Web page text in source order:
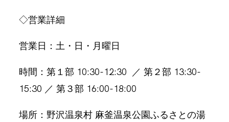
◇営業詳細
営業日：土・日・月曜日
時間：第１部 10:30-12:30 ／ 第２部 13:30-
15:30 ／ 第３部 16:00-18:00
場所：野沢温泉村 麻釜温泉公園ふるさとの湯